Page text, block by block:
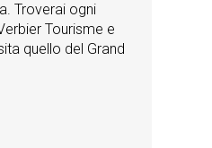
Troverai ogni
Tourisme e
quello del Grand